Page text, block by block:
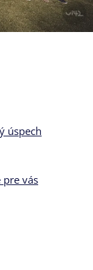
úspech
pre vás